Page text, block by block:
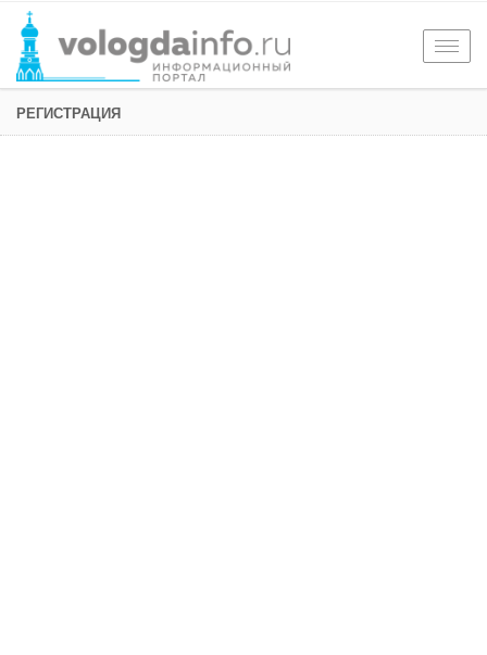
РЕГИСТРАЦИЯ